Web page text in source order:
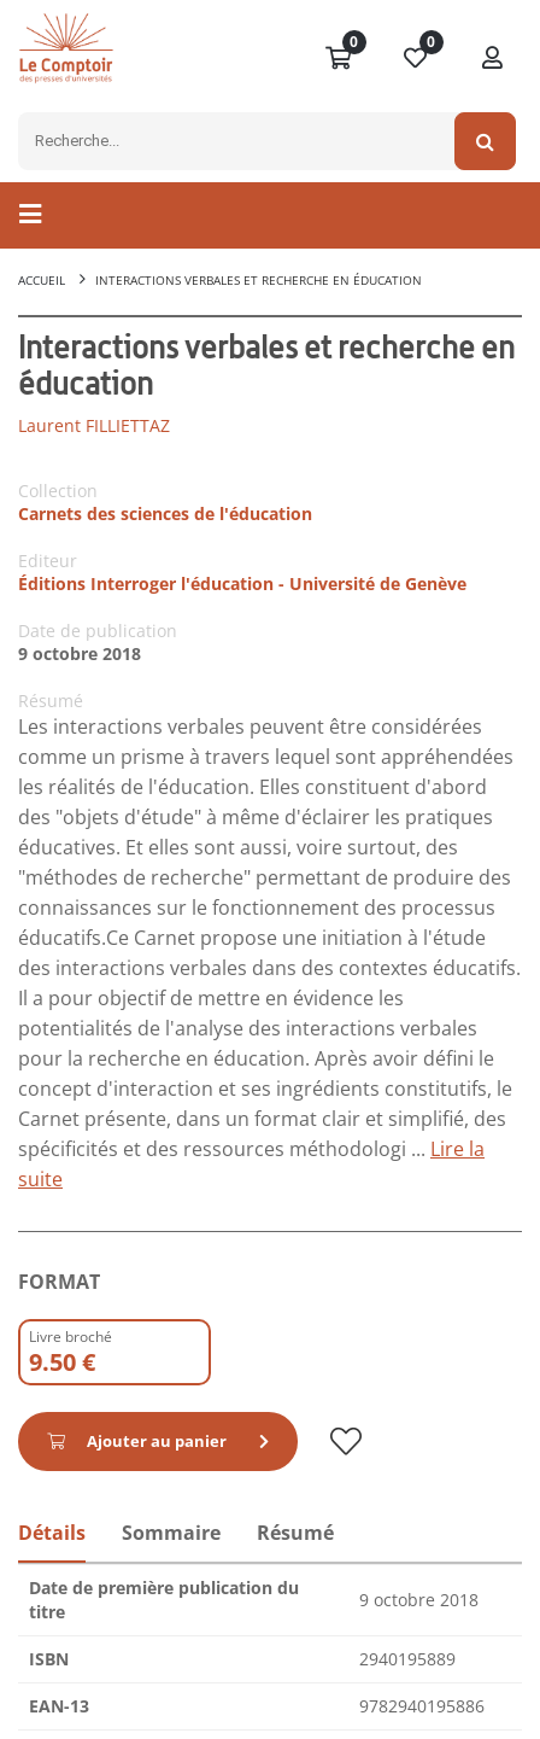
0 0
ACCUEIL INTERACTIONS VERBALES ET RECHERCHE EN ÉDUCATION
Interactions verbales et recherche en
éducation
Laurent FILLIETTAZ
Collection
Carnets des sciences de l'éducation
Editeur
Éditions Interroger l'éducation - Université de Genève
Date de publication
9 octobre 2018
Résumé
Les interactions verbales peuvent être considérées
comme un prisme à travers lequel sont appréhendées
les réalités de l'éducation. Elles constituent d'abord
des "objets d'étude" à même d'éclairer les pratiques
éducatives. Et elles sont aussi, voire surtout, des
"méthodes de recherche" permettant de produire des
connaissances sur le fonctionnement des processus
éducatifs.Ce Carnet propose une initiation à l'étude
des interactions verbales dans des contextes éducatifs.
Il a pour objectif de mettre en évidence les
potentialités de l'analyse des interactions verbales
pour la recherche en éducation. Après avoir défini le
concept d'interaction et ses ingrédients constitutifs, le
Carnet présente, dans un format clair et simplifié, des
spécificités et des ressources méthodologi ... Lire la
suite
FORMAT
Livre broché
9.50 €
Ajouter au panier
Détails Sommaire Résumé
Date de première publication du
titre
9 octobre 2018
ISBN 2940195889
EAN-13 9782940195886